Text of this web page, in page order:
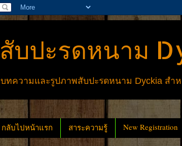
สับปะรดหนาม
บทความและรูปภาพสับปะรดหนาม Dyckia สำ
กลับไปหน้าแรก สาระความรู้ New Registration